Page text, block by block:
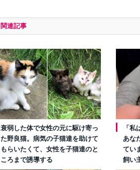
関連記事
衰弱した体で女性の元に駆け寄っ
た野良猫。病気の子猫達を助けて
もらいたくて、女性を子猫達のと
ころまで誘導する
「私
あな
てい
飼い